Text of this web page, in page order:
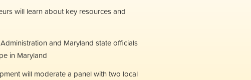
will learn about key resources and
and Maryland state officials
in Maryland
will moderate a panel with two local